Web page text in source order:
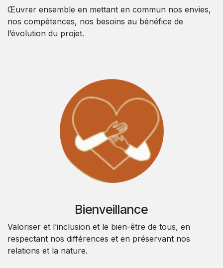
Œuvrer ensemble en mettant en commun nos envies,
nos compétences, nos besoins au bénéfice de
l’évolution du projet.
Bienveillance
Valoriser et l’inclusion et le bien-être de tous, en
respectant nos différences et en préservant nos
relations et la nature.